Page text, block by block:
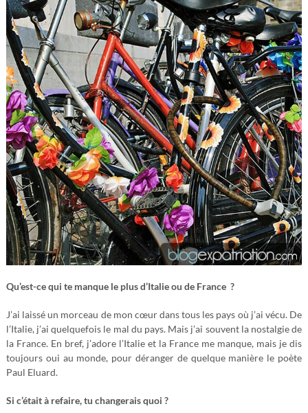
Qu’est-ce qui te manque le plus d’Italie ou de France ?
J’ai laissé un morceau de mon cœur dans tous les pays où j’ai vécu. De
l’Italie, j’ai quelquefois le mal du pays. Mais j’ai souvent la nostalgie de
la France. En bref, j’adore l’Italie et la France me manque, mais je dis
toujours oui au monde, pour déranger de quelque manière le poète
Paul Eluard.
Si c’était à refaire, tu changerais quoi ?